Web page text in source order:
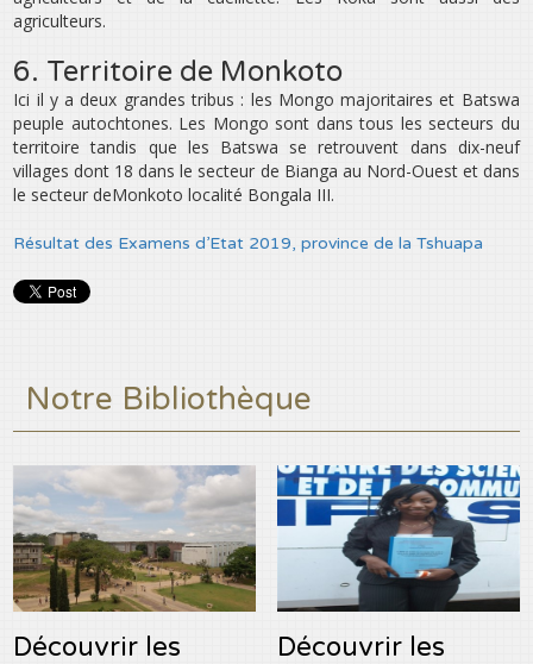
agriculteurs.
6. Territoire de Monkoto
Ici il y a deux grandes tribus : les Mongo majoritaires et Batswa
peuple autochtones. Les Mongo sont dans tous les secteurs du
territoire tandis que les Batswa se retrouvent dans dix-neuf
villages dont 18 dans le secteur de Bianga au Nord-Ouest et dans
le secteur deMonkoto localité Bongala III.
Résultat des Examens d’Etat 2019, province de la Tshuapa
Notre Bibliothèque
Découvrir les
Découvrir les